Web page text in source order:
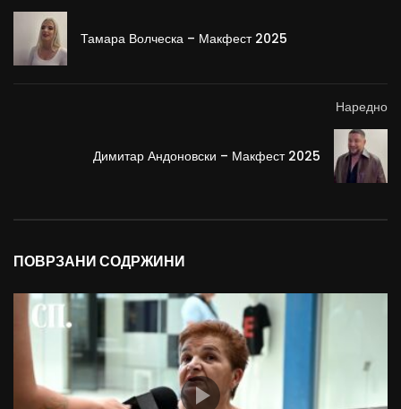
Тамара Волческа – Макфест 2025
Наредно
Димитар Андоновски – Макфест 2025
ПОВРЗАНИ СОДРЖИНИ